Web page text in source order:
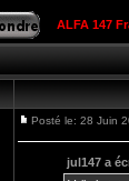
ALFA 147
Posté le: 28 Juin
jul147 a